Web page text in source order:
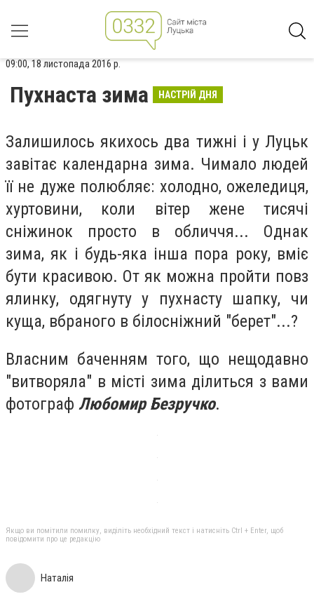
09:00, 18 листопада 2016 р.
Пухнаста зима НАСТРІЙ ДНЯ
Залишилось якихось два тижні і у Луцьк
завітає календарна зима. Чимало людей
її не дуже полюбляє: холодно, ожеледиця,
хуртовини, коли вітер жене тисячі
сніжинок просто в обличчя... Однак
зима, як і будь-яка інша пора року, вміє
бути красивою. От як можна пройти повз
ялинку, одягнуту у пухнасту шапку, чи
куща, вбраного в білосніжний "берет"...?
Власним баченням того, що нещодавно
"витворяла" в місті зима ділиться з вами
фотограф Любомир Безручко.
Якщо ви помітили помилку, виділіть необхідний текст і натисніть Ctrl + Enter, щоб
повідомити про це редакцію
Наталія